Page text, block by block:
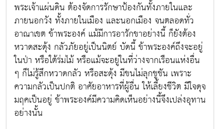
พระเจ้าแผ่นดิน ต้องจัดการรักษาป้องกันทั้งภายในและ
ภายนอกวัง ทั้งภายในเมือง และนอกเมือง จนตลอดทั่ว
อาณาเขต ข้าพระองค์ แม้มีการอารักขาอย่างนี้ ก็ยังต้อง
หวาดสะดุ้ง กลัวภัยอยู่เป็นนิตย์ บัดนี้ ข้าพระองค์ถึงจะอยู่
ในป่า หรือใต้ร่มไม้ หรือแม้จะอยู่ในที่ว่างจากเรือนแห่งอื่น
ๆ ก็ไม่รู้สึกหวาดกลัว หรือสะดุ้ง มีขนไม่ลุกชูชัน เพราะ
ความกลัวเป็นปกติ อาศัยอาหารที่ผู้อื่น ให้เลี้ยงชีวิต มีใจดุจ
มฤคเป็นอยู่ ข้าพระองค์มีความคิดเห็นอย่างนี้จึงเปล่งอุทาน
อย่างนั้น